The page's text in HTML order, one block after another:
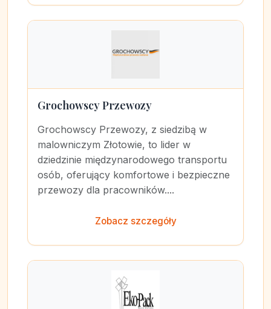
Grochowscy Przewozy
Grochowscy Przewozy, z siedzibą w
malowniczym Złotowie, to lider w
dziedzinie międzynarodowego transportu
osób, oferujący komfortowe i bezpieczne
przewozy dla pracowników....
Zobacz szczegóły